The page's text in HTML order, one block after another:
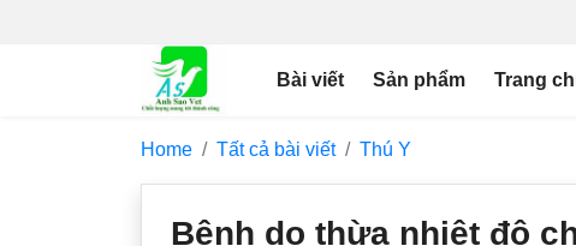
Bài viết Sản phẩm Trang
Home Tất cả bài viết Thú Y
Bệnh do thừa nhiệt độ